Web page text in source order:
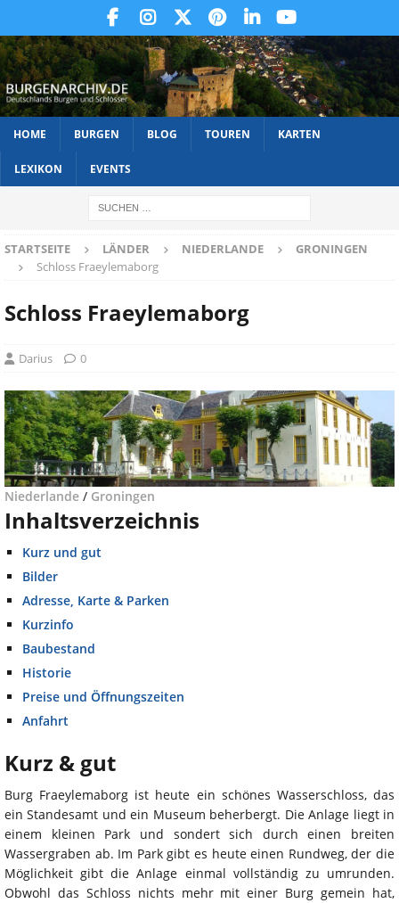
HOME BURGEN BLOG TOUREN KARTEN
LEXIKON EVENTS
STARTSEITE LÄNDER NIEDERLANDE
GRONINGEN
Schloss Fraeylemaborg
Schloss Fraeylemaborg
Darius 0
Niederlande / Groningen
Inhaltsverzeichnis
Kurz und gut
Bilder
Adresse, Karte & Parken
Kurzinfo
Baubestand
Historie
Preise und Öffnungszeiten
Anfahrt
Kurz & gut
Burg Fraeylemaborg ist heute ein schönes Wasserschloss, das
ein Standesamt und ein Museum beherbergt. Die Anlage liegt in
einem kleinen Park und sondert sich durch einen breiten
Wassergraben ab. Im Park gibt es heute einen Rundweg, der die
Möglichkeit gibt die Anlage einmal vollständig zu umrunden.
Obwohl das Schloss nichts mehr mit einer Burg gemein hat,